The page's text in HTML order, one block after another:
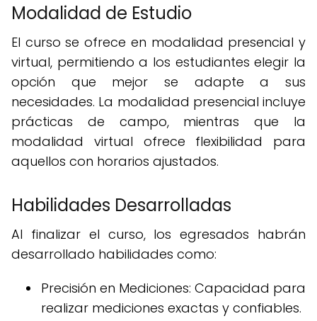
Modalidad de Estudio
El curso se ofrece en modalidad presencial y
virtual, permitiendo a los estudiantes elegir la
opción que mejor se adapte a sus
necesidades. La modalidad presencial incluye
prácticas de campo, mientras que la
modalidad virtual ofrece flexibilidad para
aquellos con horarios ajustados.
Habilidades Desarrolladas
Al finalizar el curso, los egresados habrán
desarrollado habilidades como:
Precisión en Mediciones: Capacidad para
realizar mediciones exactas y confiables.